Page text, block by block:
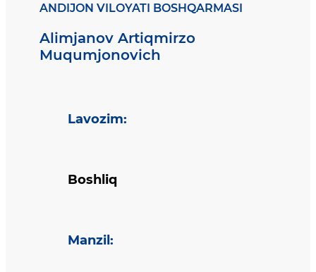
ANDIJON VILOYATI BOSHQARMASI
Alimjanov Artiqmirzo
Muqumjonovich
Lavozim:
Boshliq
Manzil :